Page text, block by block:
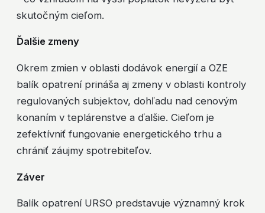
skutočným cieľom.
Ďalšie zmeny
Okrem zmien v oblasti dodávok energií a OZE
balík opatrení prináša aj zmeny v oblasti kontroly
regulovaných subjektov, dohľadu nad cenovým
konaním v teplárenstve a ďalšie. Cieľom je
zefektívniť fungovanie energetického trhu a
chrániť záujmy spotrebiteľov.
Záver
Balík opatrení URSO predstavuje významný krok